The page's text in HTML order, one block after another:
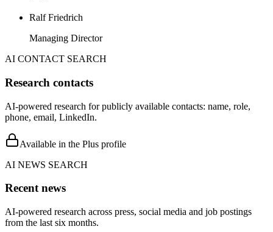
Ralf Friedrich
Managing Director
AI CONTACT SEARCH
Research contacts
AI-powered research for publicly available contacts: name, role,
phone, email, LinkedIn.
Available in the Plus profile
AI NEWS SEARCH
Recent news
AI-powered research across press, social media and job postings
from the last six months.